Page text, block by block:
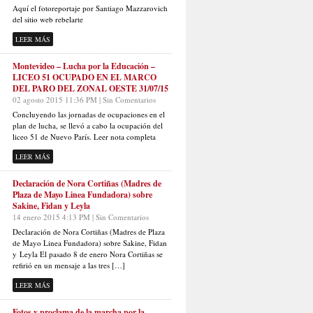
Aquí el fotoreportaje por Santiago Mazzarovich
del sitio web rebelarte
LEER MÁS
Montevideo – Lucha por la Educación –
LICEO 51 OCUPADO EN EL MARCO
DEL PARO DEL ZONAL OESTE 31/07/15
02 agosto 2015 11:36 PM | Sin Comentarios
Concluyendo las jornadas de ocupaciones en el
plan de lucha, se llevó a cabo la ocupación del
liceo 51 de Nuevo París. Leer nota completa
LEER MÁS
Declaración de Nora Cortiñas (Madres de
Plaza de Mayo Linea Fundadora) sobre
Sakine, Fidan y Leyla
14 enero 2015 4:13 PM | Sin Comentarios
Declaración de Nora Cortiñas (Madres de Plaza
de Mayo Linea Fundadora) sobre Sakine, Fidan
y Leyla El pasado 8 de enero Nora Cortiñas se
refirió en un mensaje a las tres […]
LEER MÁS